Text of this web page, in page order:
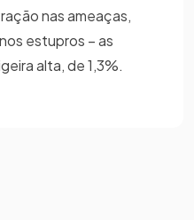
nas ameaças,
estupros – as
alta, de 1,3%.